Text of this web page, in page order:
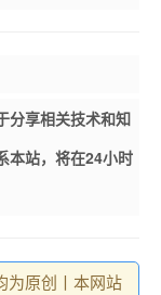
分享相关技术和知
本站，将在24小时
为原创丨本网站